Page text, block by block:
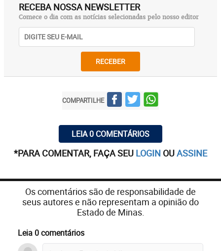
RECEBA NOSSA NEWSLETTER
Comece o dia com as notícias selecionadas pelo nosso editor
RECEBER
COMPARTILHE
LEIA 0 COMENTÁRIOS
*PARA COMENTAR, FAÇA SEU LOGIN OUASSINE
Os comentários são de responsabilidade de
seus autores e não representam a opinião do
Estado de Minas.
Leia 0 comentários